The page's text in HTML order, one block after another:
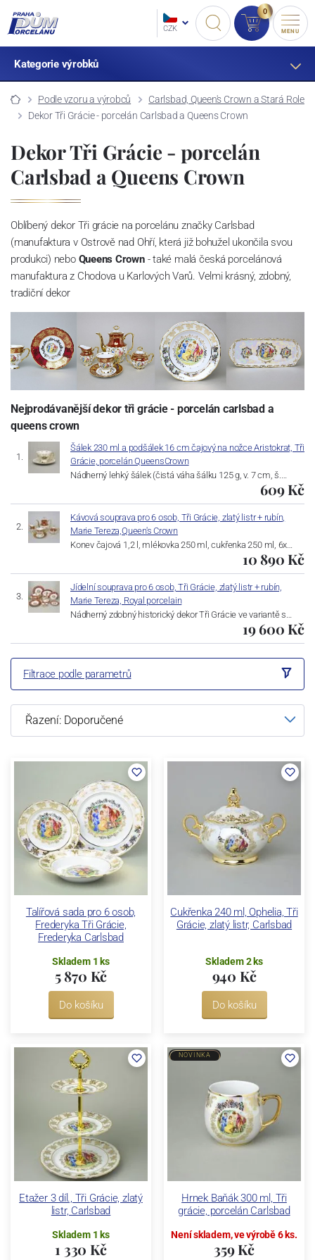
CZK
0
MENU
Kategorie výrobků
Podle vzoru a výrobců
Carlsbad, Queen's Crown a Stará Role
Dekor Tři Grácie - porcelán Carlsbad a Queens Crown
Dekor Tři Grácie - porcelán
Carlsbad a Queens Crown
Oblíbený dekor Tři grácie na porcelánu značky Carlsbad
(manufaktura v Ostrově nad Ohří, která již bohužel ukončila svou
produkci) nebo Queens Crown- také malá česká porcelánová
manufaktura z Chodova u Karlových Varů. Velmi krásný, zdobný,
tradiční dekor
Nejprodávanější dekor tři grácie - porcelán carlsbad a
queens crown
Šálek 230 ml a podšálek 16 cm čajový na nožce Aristokrat, Tři
Grácie, porcelán QueensCrown
Nádherný lehký šálek (čistá váha šálku 125 g, v. 7 cm, š.…
609 Kč
Kávová souprava pro 6 osob, Tři Grácie, zlatý listr + rubín,
Marie Tereza,Queen's Crown
Konev čajová 1,2 l, mlékovka 250 ml, cukřenka 250 ml, 6x…
10 890 Kč
Jídelní souprava pro 6 osob, Tři Grácie, zlatý listr + rubín,
Marie Tereza, Royal porcelain
Nádherný zdobný historický dekor Tři Grácie ve variantě s…
19 600 Kč
Filtrace podle parametrů
Talířová sada pro 6 osob,
Frederyka Tři Grácie,
Frederyka Carlsbad
Skladem 1 ks
5 870 Kč
Do košíku
Cukřenka 240 ml, Ophelia, Tři
Grácie, zlatý listr, Carlsbad
Skladem 2 ks
940 Kč
Do košíku
Etažer 3 díl., Tři Grácie, zlatý
listr, Carlsbad
Skladem 1 ks
1 330 Kč
Hrnek Baňák 300 ml, Tři
grácie, porcelán Carlsbad
NOVINKA
Není skladem, ve výrobě 6 ks.
359 Kč